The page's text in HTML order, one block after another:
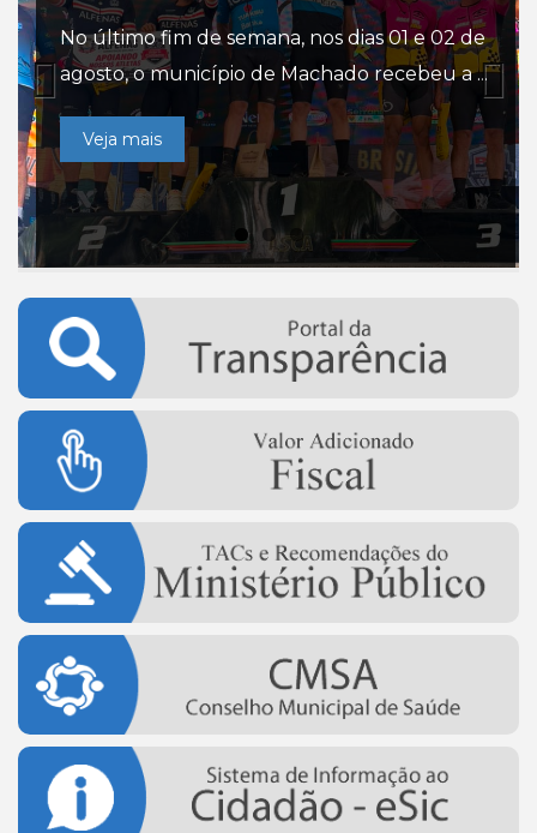
No último fim de semana, nos dias 01 e 02 de
agosto, o município de Machado recebeu a ...
Veja mais
A Prefeitura de Alfenas, por meio da
Secretaria Municipal de Agricultura e
Desenvolvimento Rural, re...
Veja mais
O esporte será o grande destaque deste
domingo (2), em Alfenas. A Prefeitura de
Alfenas, por ...
Veja mais